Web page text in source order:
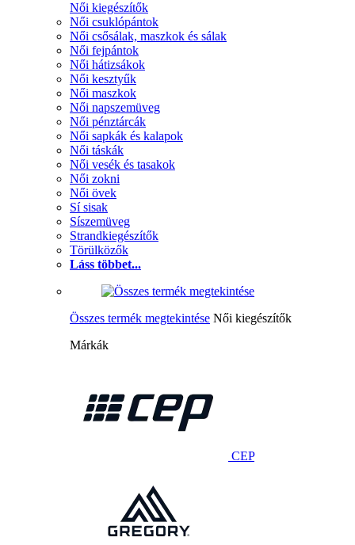
Női kiegészítők
Női csuklópántok
Női csősálak, maszkok és sálak
Női fejpántok
Női hátizsákok
Női kesztyűk
Női maszkok
Női napszemüveg
Női pénztárcák
Női sapkák és kalapok
Női táskák
Női vesék és tasakok
Női zokni
Női övek
Sí sisak
Síszemüveg
Strandkiegészítők
Törülközők
Láss többet...
Összes termék megtekintése Női kiegészítők
Márkák
CEP